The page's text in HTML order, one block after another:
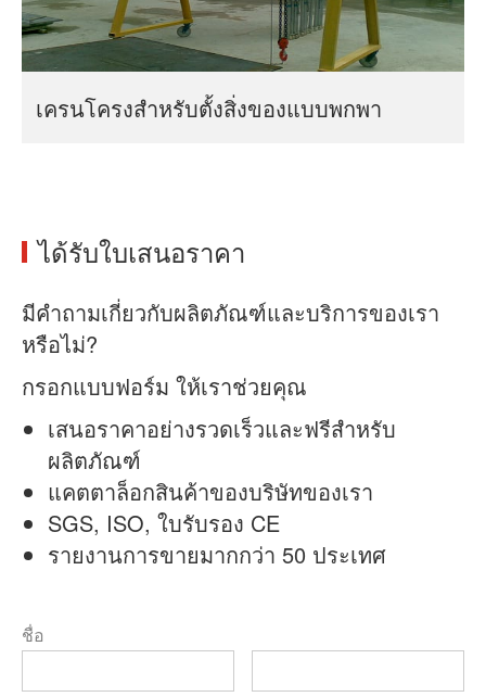
เครนโครงสำหรับตั้งสิ่งของแบบพกพา
ได้รับใบเสนอราคา
มีคำถามเกี่ยวกับผลิตภัณฑ์และบริการของเรา
หรือไม่?
กรอกแบบฟอร์ม ให้เราช่วยคุณ
เสนอราคาอย่างรวดเร็วและฟรีสำหรับ
ผลิตภัณฑ์
แคตตาล็อกสินค้าของบริษัทของเรา
SGS, ISO, ใบรับรอง CE
รายงานการขายมากกว่า 50 ประเทศ
ชื่อ